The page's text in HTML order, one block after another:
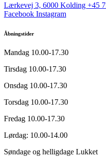
Lærkevej 3, 6000 Kolding +45
Facebook Instagram
Åbningstider
Mandag 10.00-17.30
Tirsdag 10.00-17.30
Onsdag 10.00-17.30
Torsdag 10.00-17.30
Fredag 10.00-17.30
Lørdag: 10.00-14.00
Søndage og helligdage Lukket